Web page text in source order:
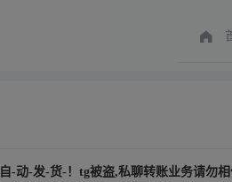
-动-发-货-！tg被盗,私聊转账业务请勿